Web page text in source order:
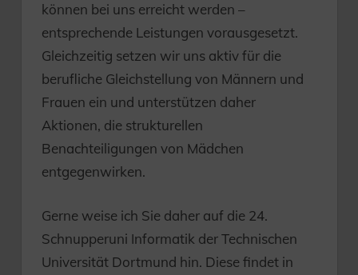
können bei uns erreicht werden –
entsprechende Leistungen vorausgesetzt.
Gleichzeitig setzen wir uns aktiv für die
berufliche Gleichstellung von Männern und
Frauen ein und unterstützen daher
Aktionen, die strukturellen
Benachteiligungen von Mädchen
entgegenwirken.
Gerne weise ich Sie daher auf die 24.
Schnupperuni Informatik der Technischen
Universität Dortmund hin. Diese findet in